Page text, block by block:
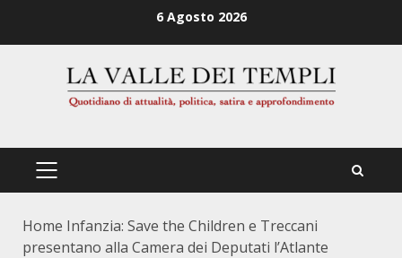
6 Agosto 2026
PRIMÄRES
Home Infanzia: Save the Children e Treccani
presentano alla Camera dei Deputati l’Atlante